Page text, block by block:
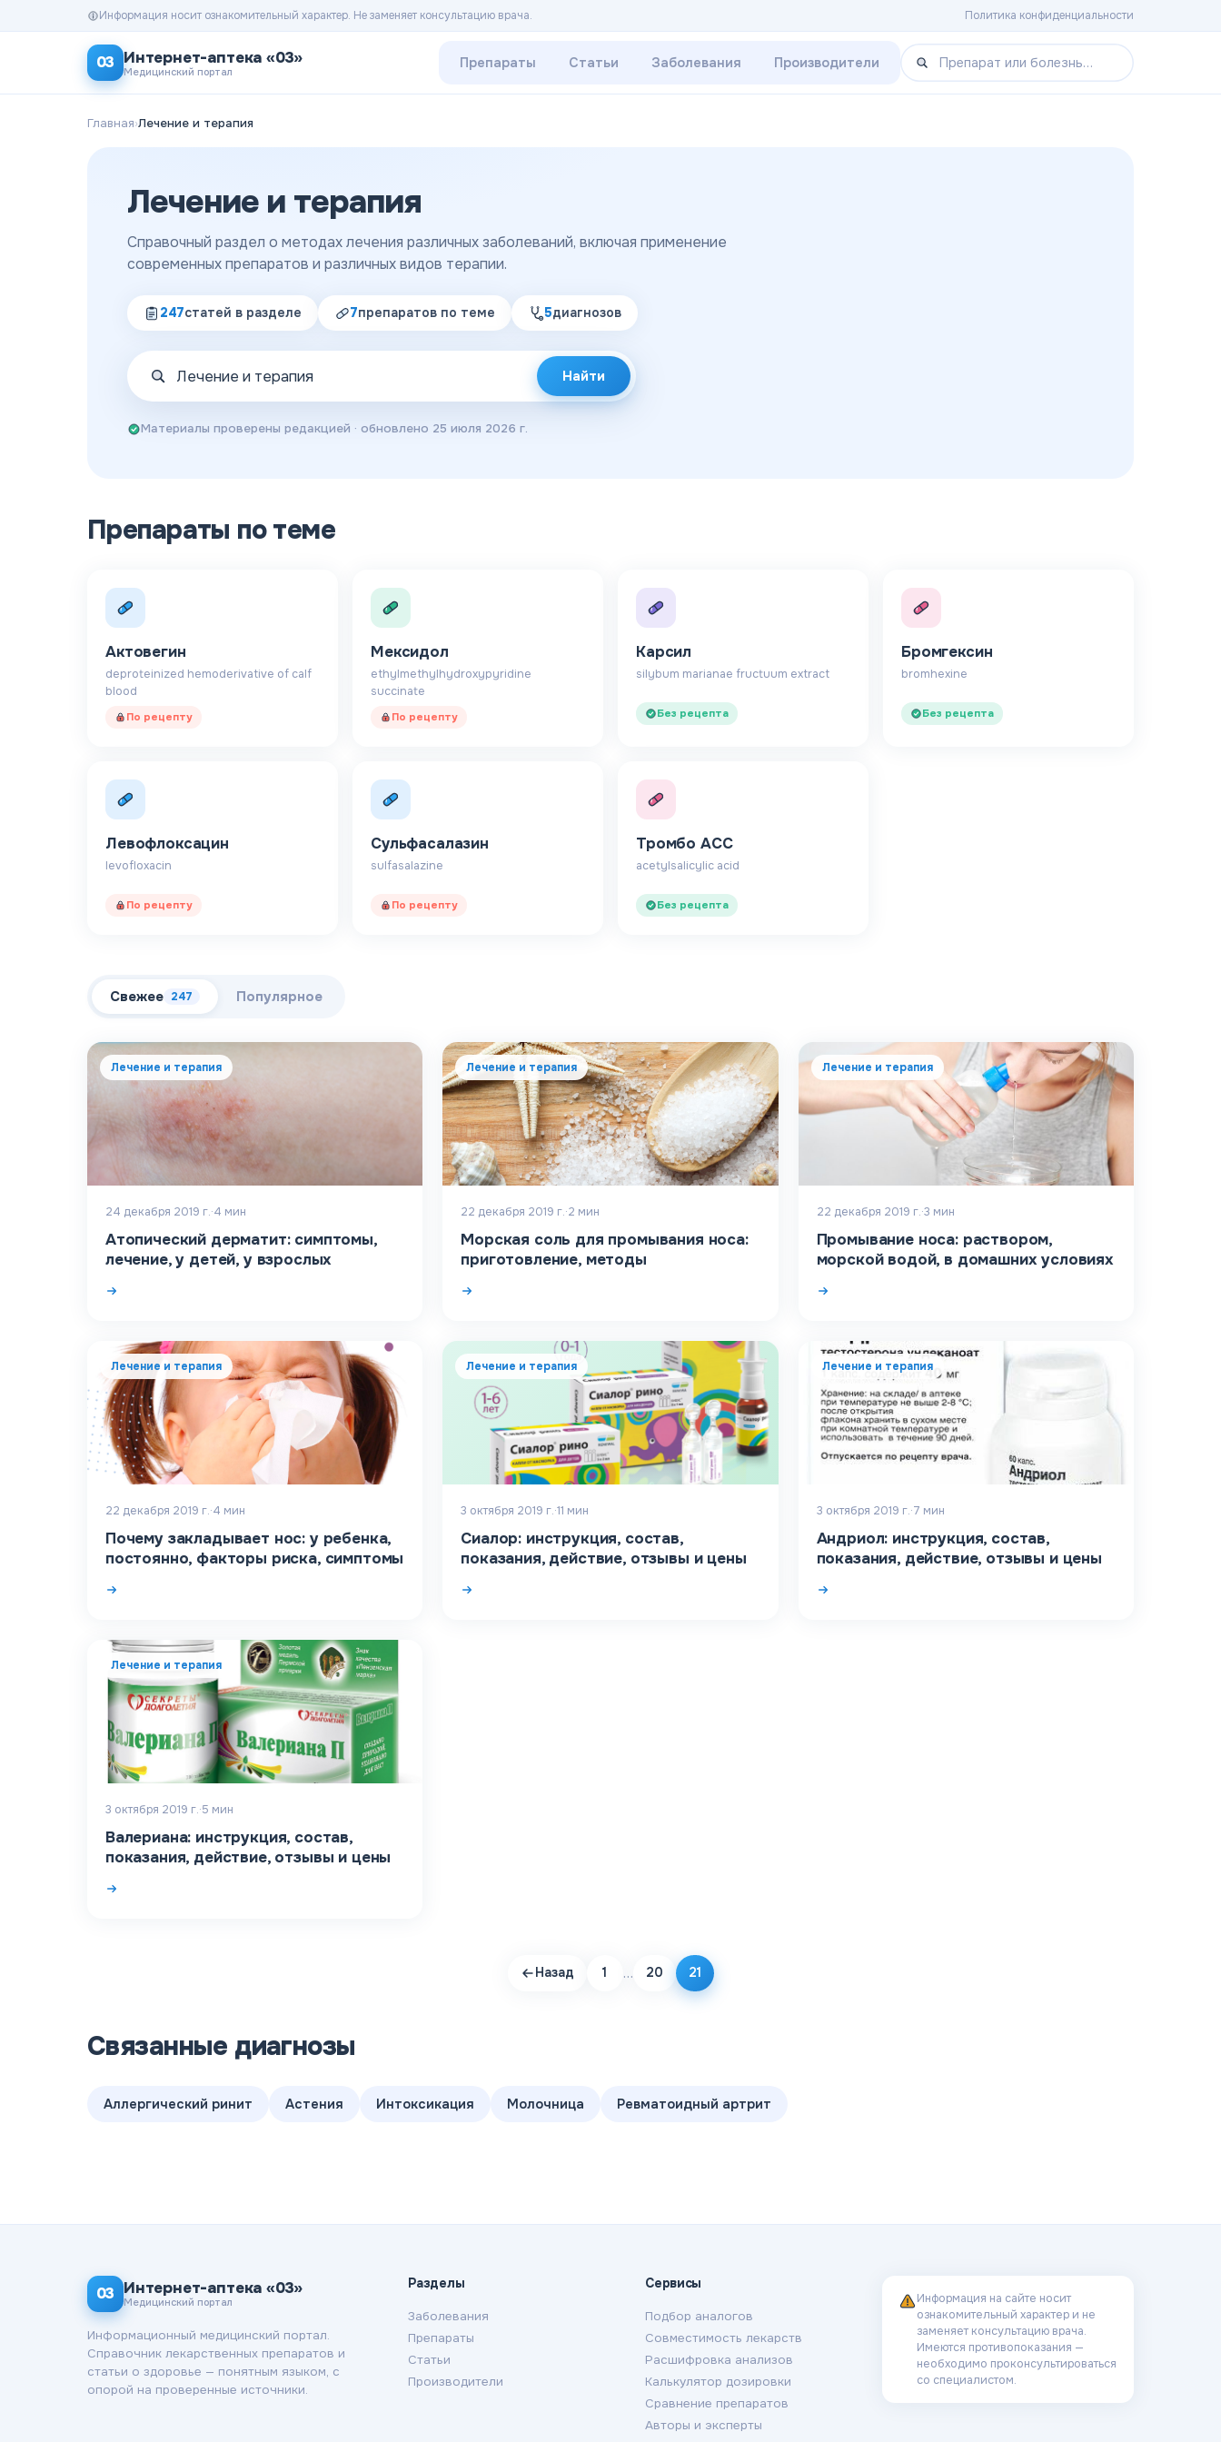
Политика конфиденциальности
Информация носит ознакомительный характер. Не заменяет консультацию врача.
03 Интернет-аптека «03»
Медицинский портал
Препараты Статьи Заболевания Производители
Главная›Лечение и терапия
Лечение и терапия
Справочный раздел о методах лечения различных заболеваний, включая применение
современных препаратов и различных видов терапии.
247статей в разделе 7препаратов по теме 5диагнозов
Найти
Материалы проверены редакцией · обновлено 25 июля 2026 г.
Препараты по теме
Актовегин
deproteinized hemoderivative of calf
blood
По рецепту
Мексидол
ethylmethylhydroxypyridine
succinate
По рецепту
Карсил
silybum marianae fructuum extract
Без рецепта
Бромгексин
bromhexine
Без рецепта
Левофлоксацин
levofloxacin
По рецепту
Сульфасалазин
sulfasalazine
По рецепту
Тромбо АСС
acetylsalicylic acid
Без рецепта
Свежее 247 Популярное
Лечение и терапия
24 декабря 2019 г.·4 мин
Атопический дерматит: симптомы,
лечение, у детей, у взрослых
Лечение и терапия
22 декабря 2019 г.·2 мин
Морская соль для промывания носа:
приготовление, методы
Лечение и терапия
22 декабря 2019 г.·3 мин
Промывание носа: раствором,
морской водой, в домашних условиях
Лечение и терапия
22 декабря 2019 г.·4 мин
Почему закладывает нос: у ребенка,
постоянно, факторы риска, симптомы
Лечение и терапия
3 октября 2019 г.·11 мин
Сиалор: инструкция, состав,
показания, действие, отзывы и цены
Лечение и терапия
3 октября 2019 г.·7 мин
Андриол: инструкция, состав,
показания, действие, отзывы и цены
Лечение и терапия
3 октября 2019 г.·5 мин
Валериана: инструкция, состав,
показания, действие, отзывы и цены
Назад 1 … 20 21
Связанные диагнозы
Аллергический ринит Астения Интоксикация Молочница Ревматоидный артрит
03 Интернет-аптека «03»
Медицинский портал
Информационный медицинский портал.
Справочник лекарственных препаратов и
статьи о здоровье — понятным языком, с
опорой на проверенные источники.
Разделы
Заболевания
Препараты
Статьи
Производители
Сервисы
Подбор аналогов
Совместимость лекарств
Расшифровка анализов
Калькулятор дозировки
Сравнение препаратов
Авторы и эксперты
Информация на сайте носит
ознакомительный характер и не
заменяет консультацию врача.
Имеются противопоказания —
необходимо проконсультироваться
со специалистом.